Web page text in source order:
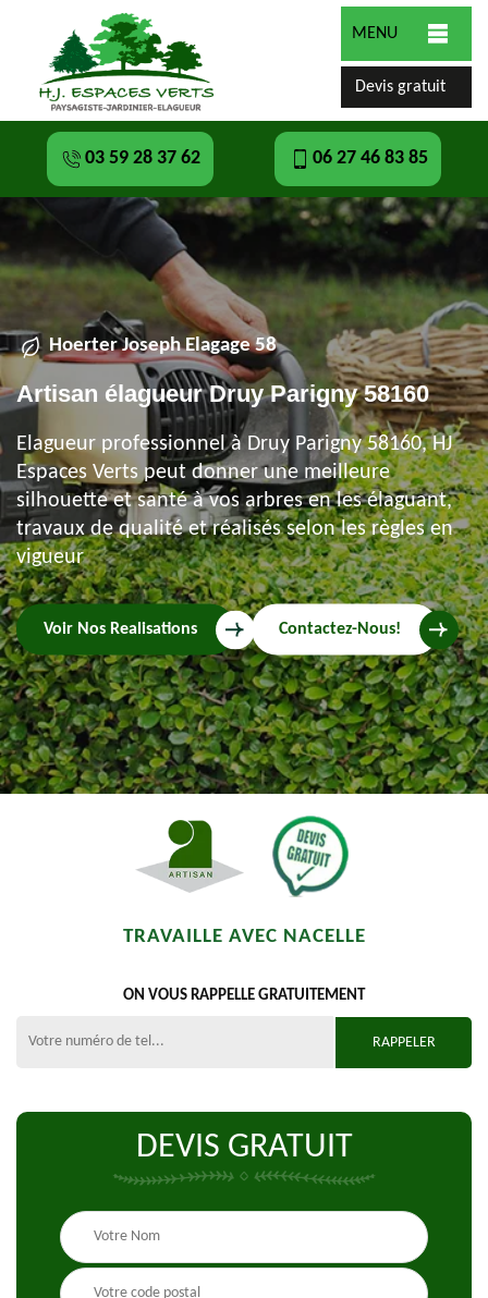
MENU
Devis gratuit
03 59 28 37 62 06 27 46 83 85
Hoerter Joseph Elagage 58
Artisan élagueur Druy Parigny 58160
Elagueur professionnel à Druy Parigny 58160, HJ
Espaces Verts peut donner une meilleure
silhouette et santé à vos arbres en les élaguant,
travaux de qualité et réalisés selon les règles en
vigueur
Voir Nos Realisations Contactez-Nous!
TRAVAILLE AVEC NACELLE
ON VOUS RAPPELLE GRATUITEMENT
DEVIS GRATUIT